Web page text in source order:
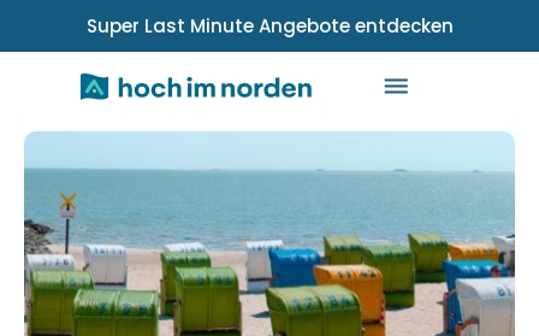
Super Last Minute Angebote entdecken